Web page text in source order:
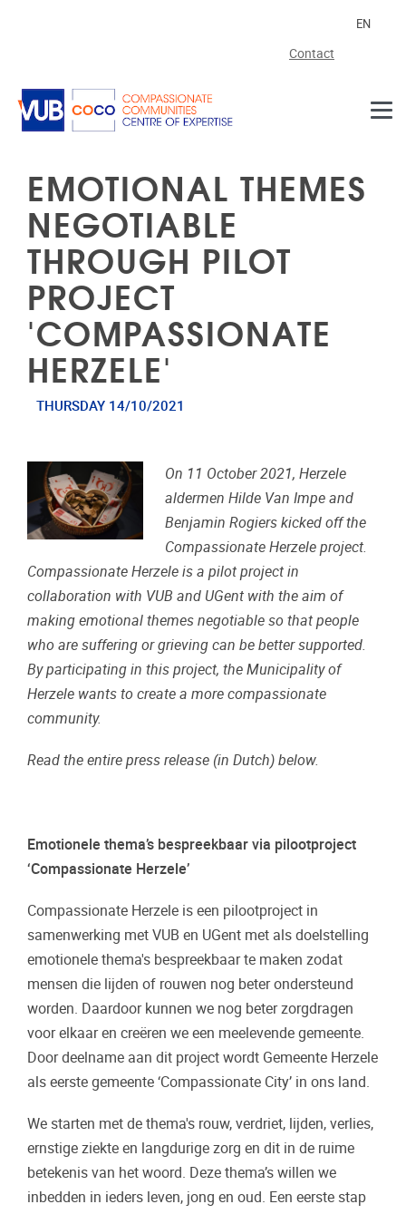
Contact
EN
EMOTIONAL THEMES
NEGOTIABLE
THROUGH PILOT
PROJECT
'COMPASSIONATE
HERZELE'
THURSDAY 14/10/2021
On 11 October 2021, Herzele
aldermen Hilde Van Impe and
Benjamin Rogiers kicked off the
Compassionate Herzele project.
Compassionate Herzele is a pilot project in
collaboration with VUB and UGent with the aim of
making emotional themes negotiable so that people
who are suffering or grieving can be better supported.
By participating in this project, the Municipality of
Herzele wants to create a more compassionate
community.
Read the entire press release (in Dutch) below.
Emotionele thema’s bespreekbaar via pilootproject
‘Compassionate Herzele’
Compassionate Herzele is een pilootproject in
samenwerking met VUB en UGent met als doelstelling
emotionele thema's bespreekbaar te maken zodat
mensen die lijden of rouwen nog beter ondersteund
worden. Daardoor kunnen we nog beter zorgdragen
voor elkaar en creëren we een meelevende gemeente.
Door deelname aan dit project wordt Gemeente Herzele
als eerste gemeente ‘Compassionate City’ in ons land.
We starten met de thema's rouw, verdriet, lijden, verlies,
ernstige ziekte en langdurige zorg en dit in de ruime
betekenis van het woord. Deze thema’s willen we
inbedden in ieders leven, jong en oud. Een eerste stap